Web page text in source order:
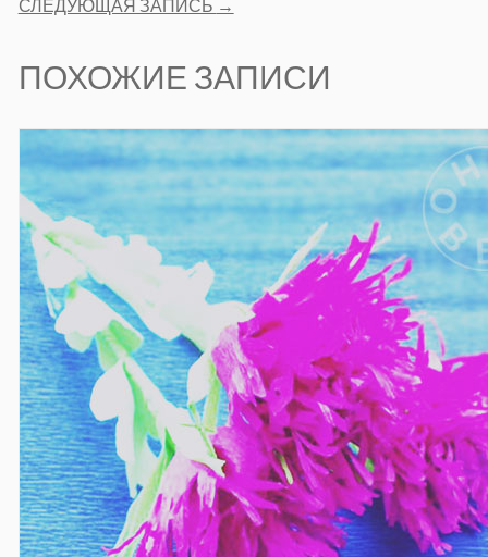
СЛЕДУЮЩАЯ ЗАПИСЬ →
ПОХОЖИЕ ЗАПИСИ